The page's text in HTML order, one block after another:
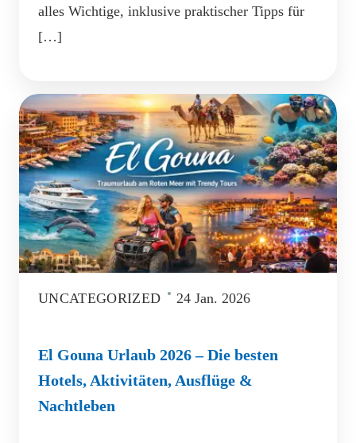
alles Wichtige, inklusive praktischer Tipps für
[…]
UNCATEGORIZED 24 Jan. 2026
El Gouna Urlaub 2026 – Die besten
Hotels, Aktivitäten, Ausflüge &
Nachtleben